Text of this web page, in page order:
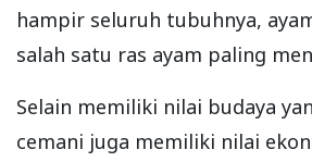
hampir seluruh tubuhnya,
salah satu ras ayam paling
Selain memiliki nilai budaya
cemani juga memiliki nilai